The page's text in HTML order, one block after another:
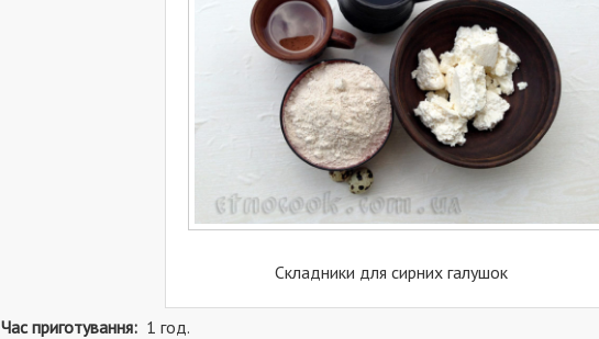
Складники для сирних галушок
Час приготування:1 год.